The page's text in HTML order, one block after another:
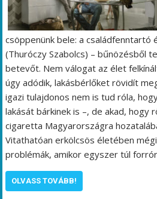
csöppenünk bele: a családfenntartó
(Thuróczy Szabolcs) – bűnözésből
betevőt. Nem válogat az élet
úgy adódik, lakásbérlőket rövidít
igazi tulajdonos nem is tud róla,
lakását bárkinek is –, de akad,
cigaretta Magyarországra
Vitathatóan erkölcsös életében
problémák, amikor egyszer túl
OLVASS TOVÁBB!